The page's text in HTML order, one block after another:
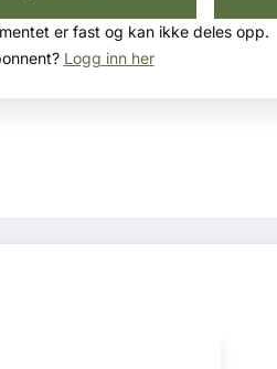
er fast og kan ikke deles opp.
Logg inn her